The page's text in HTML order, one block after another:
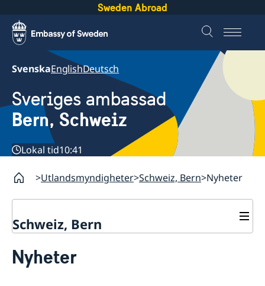
Sweden Abroad
SvenskaEnglishDeutsch
Sveriges ambassad
Bern, Schweiz
Lokal tid10:41
Utlandsmyndigheter Schweiz, Bern Nyheter
Schweiz, Bern
Om oss
Nyheter